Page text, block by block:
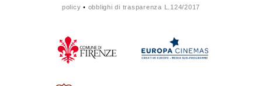
policy • obblighi di trasparenza L.124/2017